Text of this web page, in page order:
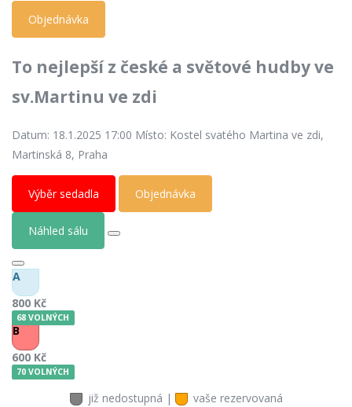
Objednávka
To nejlepší z české a světové hudby ve
sv.Martinu ve zdi
Datum: 18.1.2025 17:00 Místo: Kostel svatého Martina ve zdi,
Martinská 8, Praha
Výběr sedadla Objednávka
Náhled sálu
A
800 Kč
68 VOLNÝCH
B
600 Kč
70 VOLNÝCH
již nedostupná | vaše rezervovaná
SHAHWA